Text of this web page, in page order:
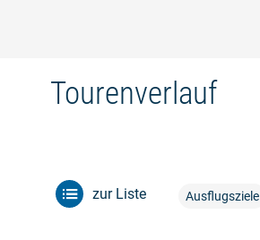
Tourenverlauf
zur Liste Ausflugsziele